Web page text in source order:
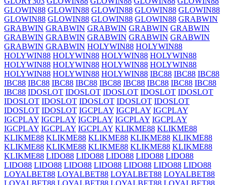
GLOWIN88 GLOWIN88 GLOWIN88 GLOWIN88 GLOWIN88
GLOWIN88 GLOWIN88 GLOWIN88 GLOWIN88 GRABWIN
GRABWIN GRABWIN GRABWIN GRABWIN GRABWIN
GRABWIN GRABWIN GRABWIN GRABWIN GRABWIN
GRABWIN GRABWIN HOLYWIN88 HOLYWIN88
HOLYWIN88 HOLYWIN88 HOLYWIN88 HOLYWIN88
HOLYWIN88 HOLYWIN88 HOLYWIN88 HOLYWIN88
HOLYWIN88 HOLYWIN88 HOLYWIN88 IBC88 IBC88 IBC88
IBC88 IBC88 IBC88 IBC88 IBC88 IBC88 IBC88 IBC88 IBC88
IBC88 IDOSLOT IDOSLOT IDOSLOT IDOSLOT IDOSLOT
IDOSLOT IDOSLOT IDOSLOT IDOSLOT IDOSLOT
IDOSLOT IDOSLOT IGCPLAY IGCPLAY IGCPLAY
IGCPLAY IGCPLAY IGCPLAY IGCPLAY IGCPLAY
IGCPLAY IGCPLAY IGCPLAY KLIKME88 KLIKME88
KLIKME88 KLIKME88 KLIKME88 KLIKME88 KLIKME88
KLIKME88 KLIKME88 KLIKME88 KLIKME88 KLIKME88
KLIKME88 LIDO88 LIDO88 LIDO88 LIDO88 LIDO88
LIDO88 LIDO88 LIDO88 LIDO88 LIDO88 LIDO88 LIDO88
LOYALBET88 LOYALBET88 LOYALBET88 LOYALBET88
LOYALBET88 LOYALBET88 LOYALBET88 LOYALBET88